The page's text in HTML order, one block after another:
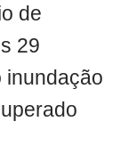
de
29
inundação